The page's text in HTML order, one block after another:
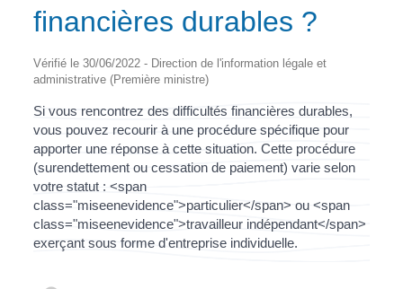
financières durables ?
Vérifié le 30/06/2022 - Direction de l'information légale et
administrative (Première ministre)
Si vous rencontrez des difficultés financières durables,
vous pouvez recourir à une procédure spécifique pour
apporter une réponse à cette situation. Cette procédure
(surendettement ou cessation de paiement) varie selon
votre statut : <span
class="miseenevidence">particulier</span> ou <span
class="miseenevidence">travailleur indépendant</span>
exerçant sous forme d'entreprise individuelle.